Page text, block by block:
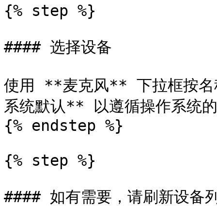
{% step %}
#### 选择设备
使用 **麦克风** 下拉框按名
系统默认** 以遵循操作系统
{% endstep %}
{% step %}
#### 如有需要，请刷新设备